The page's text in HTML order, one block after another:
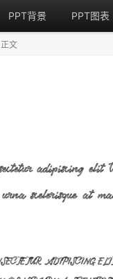
PPT背景 PPT图表
正文